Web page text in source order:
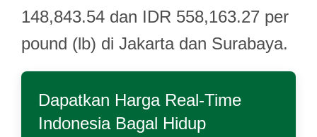
148,843.54 dan IDR 558,163.27 per
pound (lb) di Jakarta dan Surabaya.
Dapatkan Harga Real-Time
Indonesia Bagal Hidup